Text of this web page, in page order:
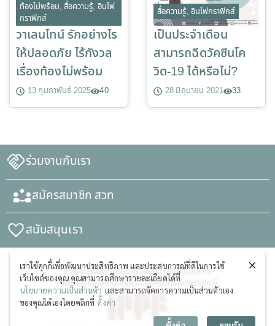
ท้องไม่พร้อม, สื่อความรู้, อินโฟ
กราฟิกส์
วาเลนไทน์ รักอย่างไร
ให้ปลอดภัย ไร้กังวล
เรื่องท้องไม่พร้อม
13 กุมภาพันธ์ 2025 40
สื่อความรู้, อินโฟกราฟิกส์
เป็นประจำเดือน
สามารถฉีดวัคซีนโค
วิด-19 ได้หรือไม่?
28 มิถุนายน 2021 33
ร่วมงานกับเรา
สมัครสมาชิก สวท
สนับสนุนเรา
สมาคมวางแผนครอบครัวแห่งประเทศไทย(สวท)
ในพระราชูปถัมภ์สมเด็จพระศรีนครินทราบรมราชชนนี
เราใช้คุกกี้เพื่อพัฒนาประสิทธิภาพ และประสบการณ์ที่ดีในการใช้
เว็บไซต์ของคุณ คุณสามารถศึกษารายละเอียดได้ที่
นโยบายความเป็นส่วนตัว และสามารถจัดการความเป็นส่วนตัวเอง
ของคุณได้เองโดยคลิกที่ ตั้งค่า